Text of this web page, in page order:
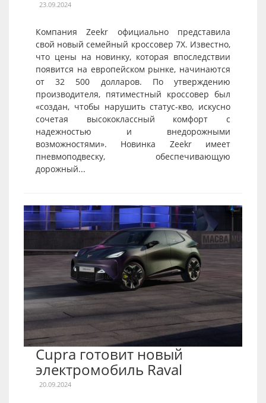
23.09.2024
Компания Zeekr официально представила
свой новый семейный кроссовер 7X. Известно,
что цены на новинку, которая впоследствии
появится на европейском рынке, начинаются
от 32 500 долларов. По утверждению
производителя, пятиместный кроссовер был
«создан, чтобы нарушить статус-кво, искусно
сочетая высококлассный комфорт с
надежностью и внедорожными
возможностями». Новинка Zeekr имеет
пневмоподвеску, обеспечивающую
дорожный...
Cupra готовит новый
электромобиль Raval
20.09.2024